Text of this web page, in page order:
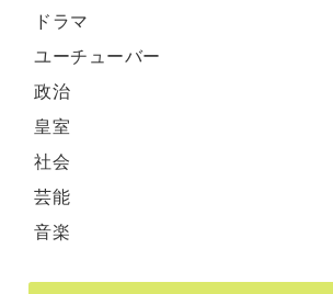
ドラマ
ユーチューバー
政治
皇室
社会
芸能
音楽